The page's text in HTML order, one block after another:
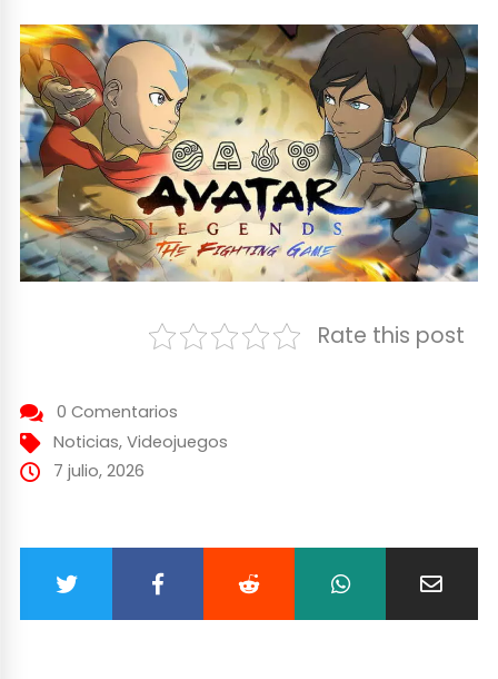
Rate this post
0 Comentarios
Noticias, Videojuegos
7 julio, 2026